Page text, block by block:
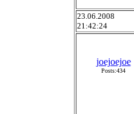
23.06.2008
21:42:24
joejoejoe
Posts:434